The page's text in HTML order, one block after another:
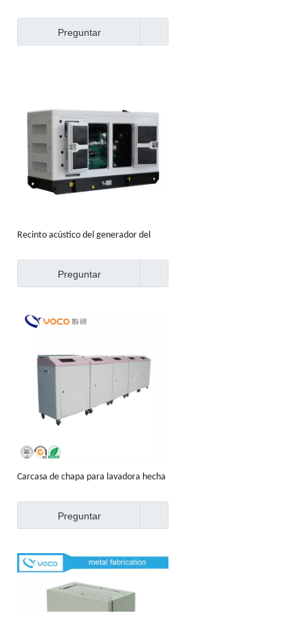
Preguntar
Recinto acústico del generador del
Preguntar
Carcasa de chapa para lavadora hecha
Preguntar